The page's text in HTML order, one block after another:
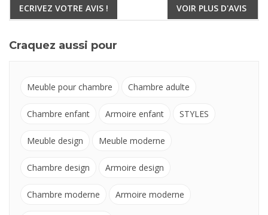
ECRIVEZ VOTRE AVIS ! VOIR PLUS D'AVIS
Craquez aussi pour
Meuble pour chambre Chambre adulte
Chambre enfant Armoire enfant STYLES
Meuble design Meuble moderne
Chambre design Armoire design
Chambre moderne Armoire moderne